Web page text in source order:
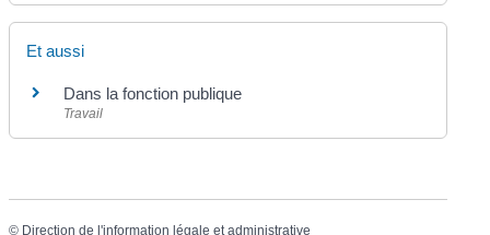
Et aussi
Dans la fonction publique
Travail
© Direction de l'information légale et administrative